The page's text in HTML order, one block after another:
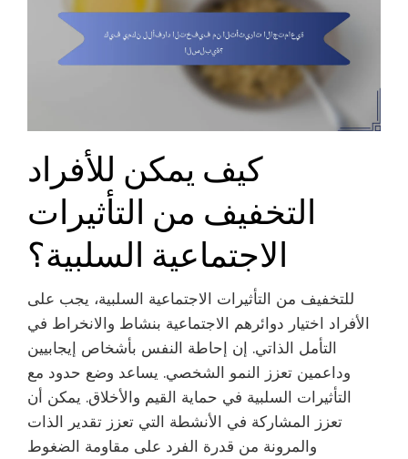
كيف يمكن للأفراد
التخفيف من التأثيرات
الاجتماعية السلبية؟
للتخفيف من التأثيرات الاجتماعية السلبية، يجب على
الأفراد اختيار دوائرهم الاجتماعية بنشاط والانخراط في
التأمل الذاتي. إن إحاطة النفس بأشخاص إيجابيين
وداعمين تعزز النمو الشخصي. يساعد وضع حدود مع
التأثيرات السلبية في حماية القيم والأخلاق. يمكن أن
تعزز المشاركة في الأنشطة التي تعزز تقدير الذات
والمرونة من قدرة الفرد على مقاومة الضغوط